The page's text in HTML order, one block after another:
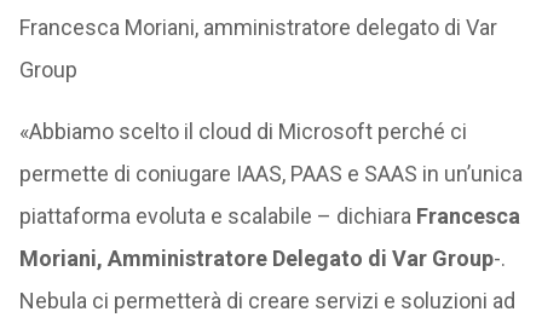
Francesca Moriani, amministratore delegato di Var
Group
«Abbiamo scelto il cloud di Microsoft perché ci
permette di coniugare IAAS, PAAS e SAAS in un’unica
piattaforma evoluta e scalabile – dichiara Francesca
Moriani, Amministratore Delegato di Var Group-.
Nebula ci permetterà di creare servizi e soluzioni ad